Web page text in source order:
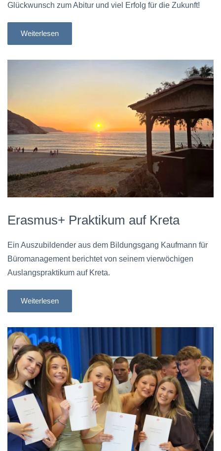
Glückwunsch zum Abitur und viel Erfolg für die Zukunft!
Weiterlesen
Erasmus+ Praktikum auf Kreta
Ein Auszubildender aus dem Bildungsgang Kaufmann für
Büromanagement berichtet von seinem vierwöchigen
Auslangspraktikum auf Kreta.
Weiterlesen